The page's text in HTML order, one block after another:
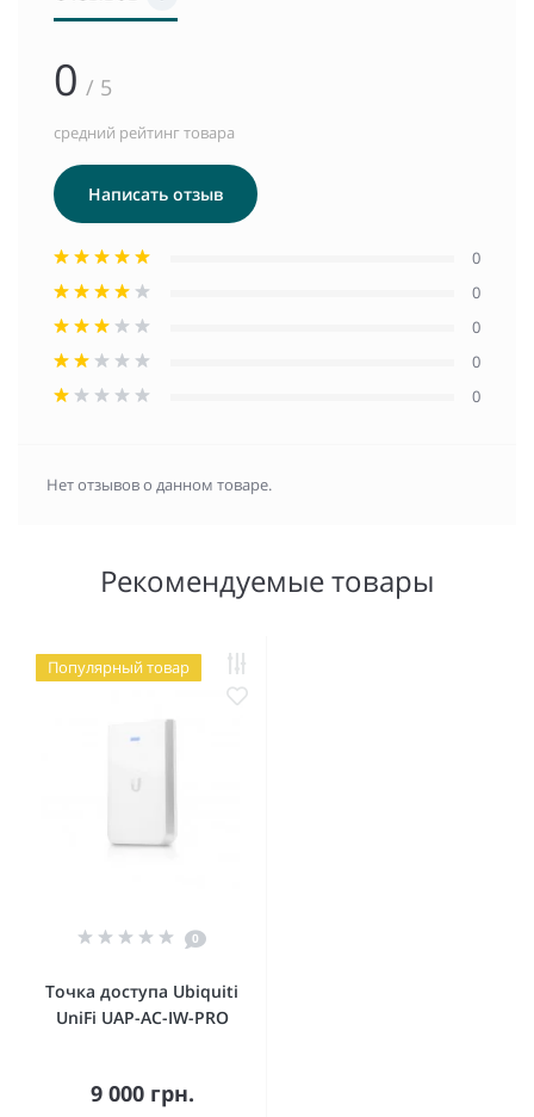
0 / 5
средний рейтинг товара
Написать отзыв
0
0
0
0
0
Нет отзывов о данном товаре.
Рекомендуемые товары
Популярный товар
0
Точка доступа Ubiquiti
UniFi UAP-AC-IW-PRO
9 000 грн.